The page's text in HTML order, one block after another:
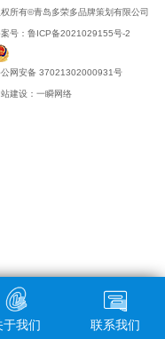
权所有©青岛多荣多品牌策划有限公司
号：鲁ICP备2021029155号-2
公网安备 37021302000931号
站建设 ：一瞬网络
于我们 联系我们